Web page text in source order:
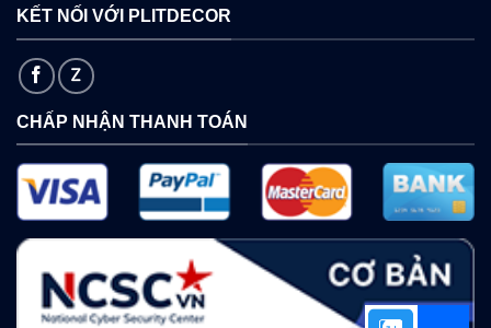
KẾT NỐI VỚI PLITDECOR
CHẤP NHẬN THANH TOÁN